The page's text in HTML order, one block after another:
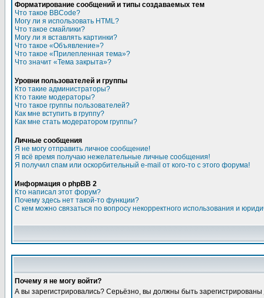
Форматирование сообщений и типы создаваемых тем
Что такое BBCode?
Могу ли я использовать HTML?
Что такое смайлики?
Могу ли я вставлять картинки?
Что такое «Объявление»?
Что такое «Прилепленная тема»?
Что значит «Тема закрыта»?
Уровни пользователей и группы
Кто такие администраторы?
Кто такие модераторы?
Что такое группы пользователей?
Как мне вступить в группу?
Как мне стать модератором группы?
Личные сообщения
Я не могу отправить личное сообщение!
Я всё время получаю нежелательные личные сообщения!
Я получил спам или оскорбительный e-mail от кого-то с этого форума!
Информация о phpBB 2
Кто написал этот форум?
Почему здесь нет такой-то функции?
С кем можно связаться по вопросу некорректного использования и
Почему я не могу войти?
А вы зарегистрировались? Серьёзно, вы должны быть